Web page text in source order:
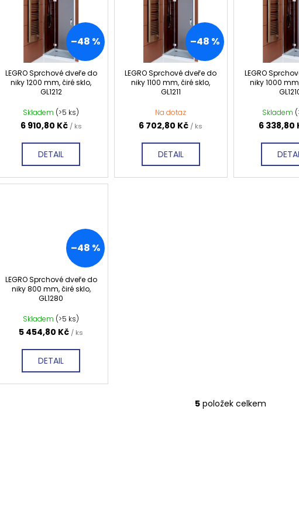
d
u
p
–48 %
LEGRO Sprchové dveře do
niky 1200 mm, čiré sklo,
GL1212
Skladem (>5 ks)
6 910,80 Kč / ks
DETAIL
–48 %
LEGRO Sprchové dveře do
niky 1100 mm, čiré sklo,
GL1211
Na dotaz
6 702,80 Kč / ks
DETAIL
LEGRO
niky 1000
Skladem
6 338,80
–48 %
LEGRO Sprchové dveře do
niky 800 mm, čiré sklo,
GL1280
Skladem (>5 ks)
5 454,80 Kč / ks
DETAIL
O
5 položek celkem